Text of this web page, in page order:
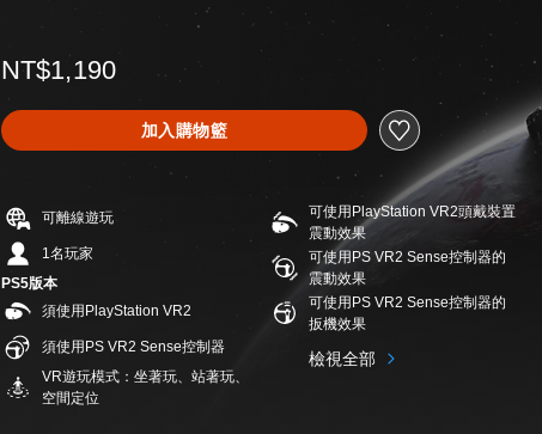
NT$1,190
加入購物籃
可離線遊玩
1名玩家
PS5版本
須使用PlayStation VR2
須使用PS VR2 Sense控制器
VR遊玩模式：坐著玩、站著玩、
空間定位
可使用PlayStation VR2頭戴裝置
震動效果
可使用PS VR2 Sense控制器的
震動效果
可使用PS VR2 Sense控制器的
扳機效果
檢視全部